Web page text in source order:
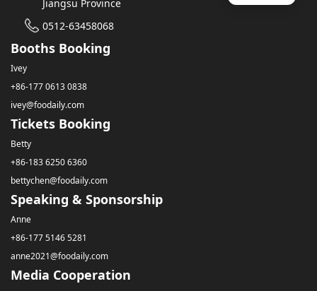
Jiangsu Province
0512-63458068
Booths Booking
Ivey
+86-177 0613 0838
ivey@foodaily.com
Tickets Booking
Betty
+86-183 6250 6360
bettychen@foodaily.com
Speaking & Sponsorship
Anne
+86-177 5146 5281
anne2021@foodaily.com
Media Cooperation